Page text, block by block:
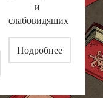
и
слабовидящих
Подробнее